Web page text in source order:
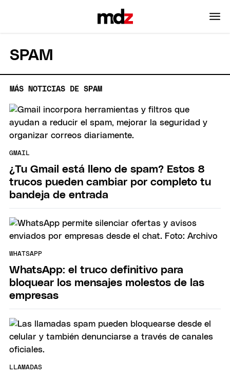
SPAM
MÁS NOTICIAS DE SPAM
GMAIL
¿Tu Gmail está lleno de spam? Estos 8
trucos pueden cambiar por completo tu
bandeja de entrada
WHATSAPP
WhatsApp: el truco definitivo para
bloquear los mensajes molestos de las
empresas
LLAMADAS